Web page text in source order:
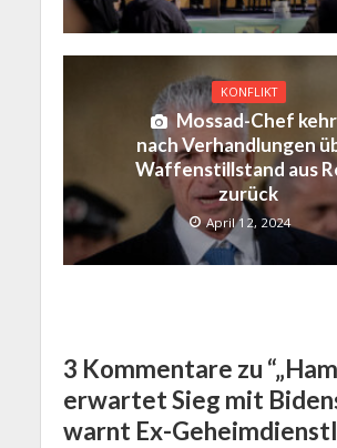
KONFLIKT
Mossad-Chef
nach Verhandlungen
Waffenstillstand aus
zurück
April 12, 2024
3 Kommentare zu
erwartet Sieg mit
warnt Ex-